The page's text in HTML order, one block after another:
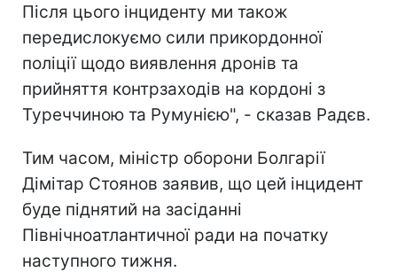
Після цього інциденту ми також
передислокуємо сили прикордонної
поліції щодо виявлення дронів та
прийняття контрзаходів на кордоні з
Туреччиною та Румунією", - сказав Радєв.
Тим часом, міністр оборони Болгарії
Дімітар Стоянов заявив, що цей інцидент
буде піднятий на засіданні
Північноатлантичної ради на початку
наступного тижня.